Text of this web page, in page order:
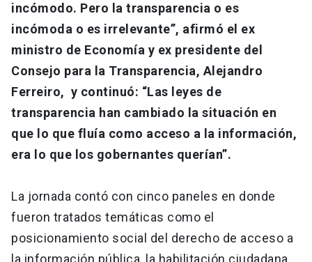
incómodo. Pero la transparencia o es
incómoda o es irrelevante”, afirmó el ex
ministro de Economía y ex presidente del
Consejo para la Transparencia, Alejandro
Ferreiro, y continuó: “Las leyes de
transparencia han cambiado la situación en
que lo que fluía como acceso a la información,
era lo que los gobernantes querían”.
La jornada contó con cinco paneles en donde
fueron tratados temáticas como el
posicionamiento social del derecho de acceso a
la información pública, la habilitación ciudadana